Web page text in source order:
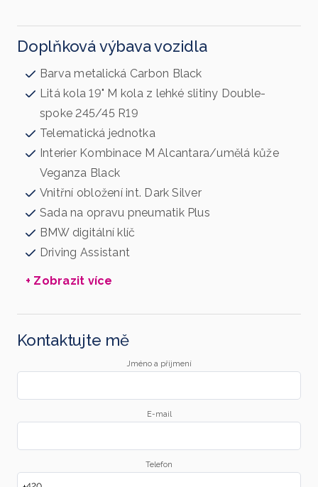
Doplňková výbava vozidla
Barva metalická Carbon Black
Litá kola 19" M kola z lehké slitiny Double-
spoke 245/45 R19
Telematická jednotka
Interier Kombinace M Alcantara/umělá kůže
Veganza Black
Vnitřní obložení int. Dark Silver
Sada na opravu pneumatik Plus
BMW digitální klíč
Driving Assistant
+ Zobrazit více
Kontaktujte mě
Jméno a příjmení
E-mail
Telefon